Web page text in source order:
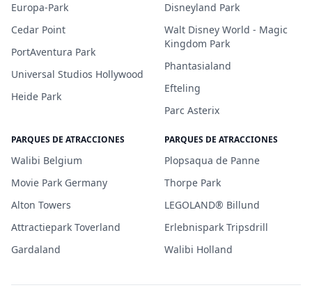
Europa-Park
Cedar Point
PortAventura Park
Universal Studios Hollywood
Heide Park
Disneyland Park
Walt Disney World - Magic
Kingdom Park
Phantasialand
Efteling
Parc Asterix
PARQUES DE ATRACCIONES
Walibi Belgium
Movie Park Germany
Alton Towers
Attractiepark Toverland
Gardaland
PARQUES DE ATRACCIONES
Plopsaqua de Panne
Thorpe Park
LEGOLAND® Billund
Erlebnispark Tripsdrill
Walibi Holland